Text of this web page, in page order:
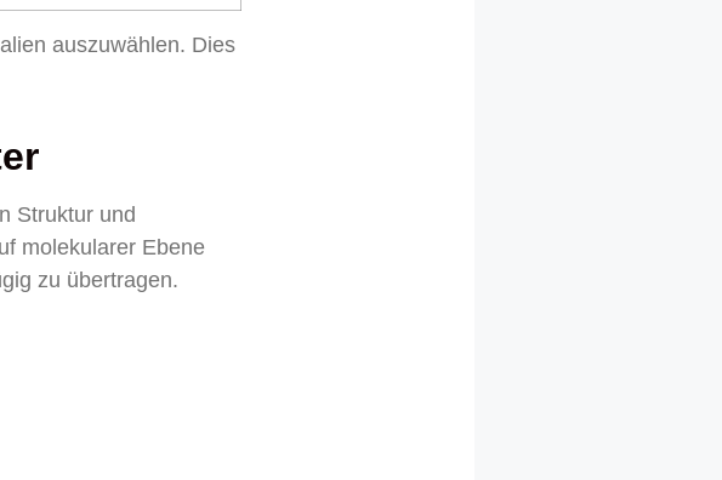
auszuwählen. Dies
Struktur und
molekularer Ebene
zu übertragen.